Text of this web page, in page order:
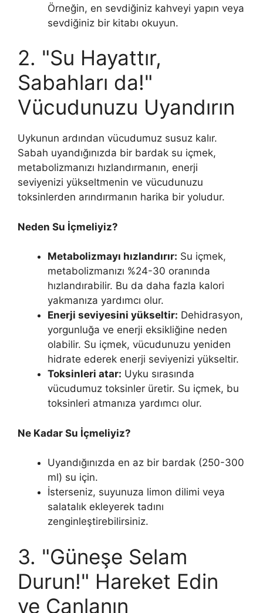
Örneğin, en sevdiğiniz kahveyi yapın veya
sevdiğiniz bir kitabı okuyun.
2. "Su Hayattır,
Sabahları da!"
Vücudunuzu Uyandırın
Uykunun ardından vücudumuz susuz kalır.
Sabah uyandığınızda bir bardak su içmek,
metabolizmanızı hızlandırmanın, enerji
seviyenizi yükseltmenin ve vücudunuzu
toksinlerden arındırmanın harika bir yoludur.
Neden Su İçmeliyiz?
Metabolizmayı hızlandırır: Su içmek,
metabolizmanızı %24-30 oranında
hızlandırabilir. Bu da daha fazla kalori
yakmanıza yardımcı olur.
Enerji seviyesini yükseltir: Dehidrasyon,
yorgunluğa ve enerji eksikliğine neden
olabilir. Su içmek, vücudunuzu yeniden
hidrate ederek enerji seviyenizi yükseltir.
Toksinleri atar: Uyku sırasında
vücudumuz toksinler üretir. Su içmek, bu
toksinleri atmanıza yardımcı olur.
Ne Kadar Su İçmeliyiz?
Uyandığınızda en az bir bardak (250-300
ml) su için.
İsterseniz, suyunuza limon dilimi veya
salatalık ekleyerek tadını
zenginleştirebilirsiniz.
3. "Güneşe Selam
Durun!" Hareket Edin
ve Canlanın